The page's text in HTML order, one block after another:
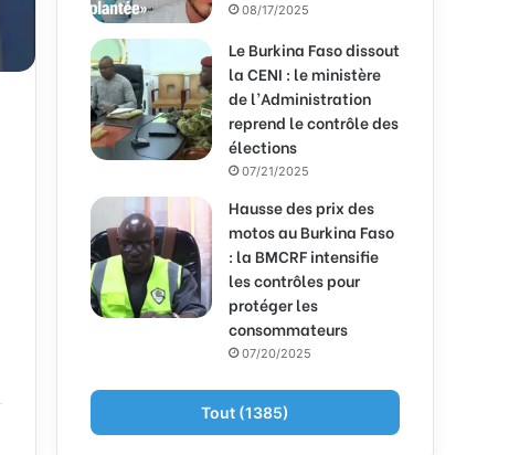
08/17/2025
Le Burkina Faso dissout
la CENI : le ministère
de l’Administration
reprend le contrôle des
élections
07/21/2025
Hausse des prix des
motos au Burkina Faso
: la BMCRF intensifie
les contrôles pour
protéger les
consommateurs
07/20/2025
Tout (1385)